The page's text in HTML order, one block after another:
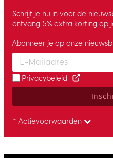
Schrijf je nu in voor de
ontvang 5% extra korting op
Enter your email and accept
Abonneer je op onze
Privacybeleid
* Actievoorwaarden